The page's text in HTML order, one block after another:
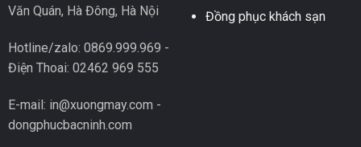
Văn Quán, Hà Đông, Hà Nội
Hotline/zalo: 0869.999.969 -
Điện Thoai: 02462 969 555
E-mail: in@xuongmay.com -
dongphucbacninh.com
Đồng phục khách sạn